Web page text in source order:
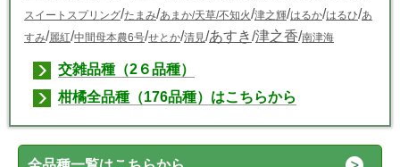
スイートスプリング/たまみ/あまか/天草/不知火/津之輝/はるか/はるひ/あ
すみ/麗紅/中間母本農6号/せとか/清見 /あすき/津之香/南津海
交雑品種（2６品種）
柑橘全品種（176品種）はこちらから